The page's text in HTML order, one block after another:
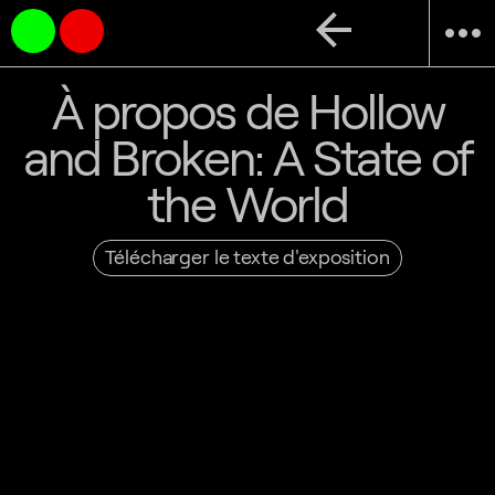
more_horiz
arrow_back
À propos de Hollow
and Broken: A State of
the World
Télécharger le texte d'exposition